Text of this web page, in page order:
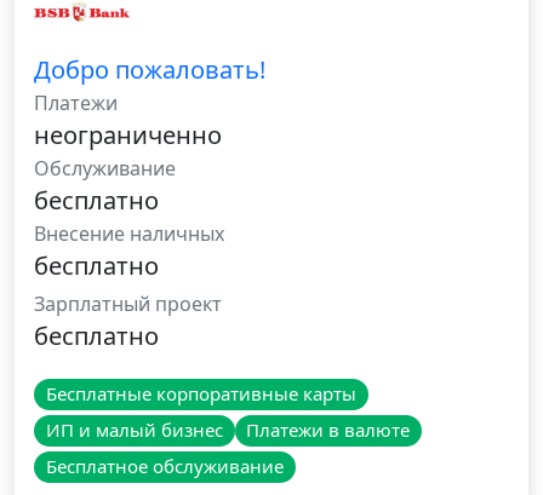
Добро пожаловать!
Платежи
неограниченно
Обслуживание
бесплатно
Внесение наличных
бесплатно
Зарплатный проект
бесплатно
Бесплатные корпоративные карты
ИП и малый бизнес
Платежи в валюте
Бесплатное обслуживание